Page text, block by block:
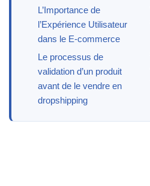
L’Importance de
l’Expérience Utilisateur
dans le E-commerce
Le processus de
validation d’un produit
avant de le vendre en
dropshipping